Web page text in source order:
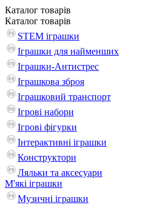
Каталог товарів
Каталог товарів
STEM іграшки
Іграшки для найменших
Іграшки-Антистрес
Іграшкова зброя
Іграшковий транспорт
Ігрові набори
Ігрові фігурки
Інтерактивні іграшки
Конструктори
Ляльки та аксесуари
М'які іграшки
Музичні іграшки